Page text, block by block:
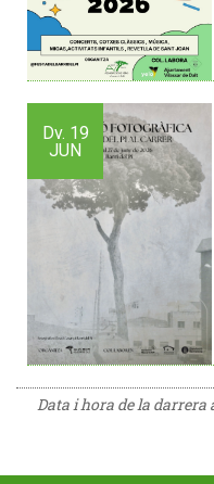
Dv. 19
JUN
Data i hora de la